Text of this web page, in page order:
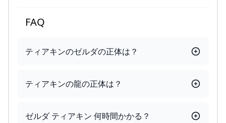
FAQ
ティアキンのゼルダの正体は？
ティアキンの龍の正体は？
ゼルダ ティアキン 何時間かかる？